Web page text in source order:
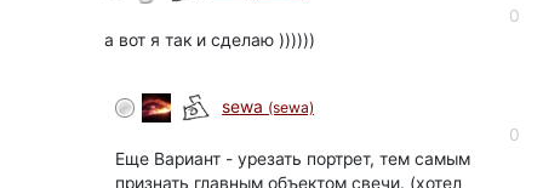
0
а вот я так и сделаю ))))))
sewa (sewa)
0
Еще Вариант - урезать портрет, тем самым
признать главным объектом свечи. (хотел